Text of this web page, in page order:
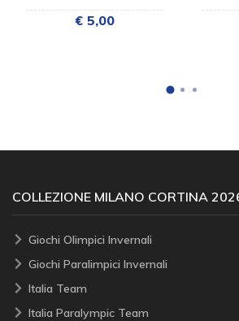
€ 5,00
COLLEZIONE MILANO CORTINA
Giochi Olimpici Invernali
Giochi Paralimpici Invernali
Italia Team
Italia Paralympic Team